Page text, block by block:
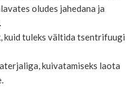
oludes jahedana ja
kuid tuleks vältida tsentrifuugi
kuivatamiseks laota